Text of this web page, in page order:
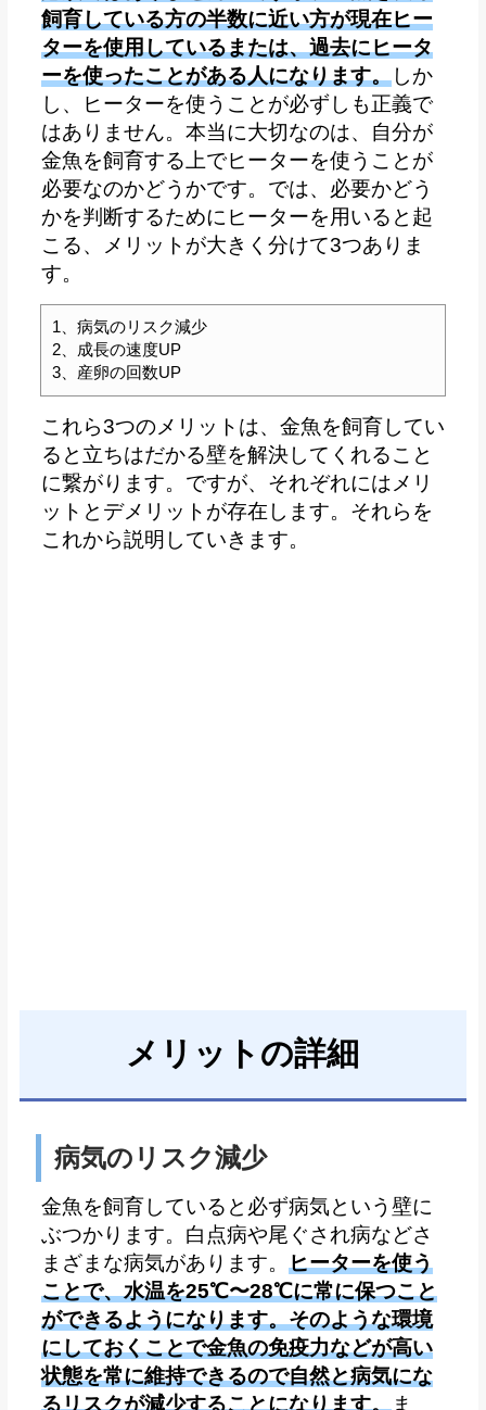
飼育している方の半数に近い方が現在ヒー
ターを使用しているまたは、過去にヒータ
ーを使ったことがある人になります。しか
し、ヒーターを使うことが必ずしも正義で
はありません。本当に大切なのは、自分が
金魚を飼育する上でヒーターを使うことが
必要なのかどうかです。では、必要かどう
かを判断するためにヒーターを用いると起
こる、メリットが大きく分けて3つありま
す。
1、病気のリスク減少
2、成長の速度UP
3、産卵の回数UP
これら3つのメリットは、金魚を飼育してい
ると立ちはだかる壁を解決してくれること
に繋がります。ですが、それぞれにはメリ
ットとデメリットが存在します。それらを
これから説明していきます。
メリットの詳細
病気のリスク減少
金魚を飼育していると必ず病気という壁に
ぶつかります。白点病や尾ぐされ病などさ
まざまな病気があります。 ヒーターを使う
ことで、水温を25℃〜28℃に常に保つこと
ができるようになります。そのような環境
にしておくことで金魚の免疫力などが高い
状態を常に維持できるので自然と病気にな
るリスクが減少することになります。ま